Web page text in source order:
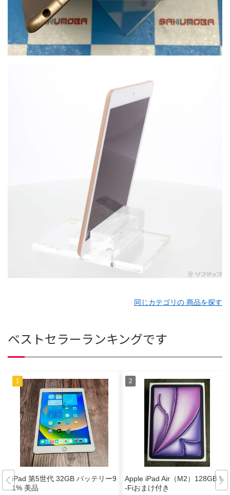
同じカテゴリの 商品を探す
ベストセラーランキングです
iPad 第5世代 32GB バッテリー9
1% 美品
Apple iPad Air（M2）128GB Wi
-Fiおまけ付き